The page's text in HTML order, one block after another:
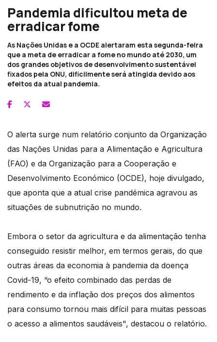
Pandemia dificultou meta de
erradicar fome
As Nações Unidas e a OCDE alertaram esta segunda-feira
que a meta de erradicar a fome no mundo até 2030, um
dos grandes objetivos de desenvolvimento sustentável
fixados pela ONU, dificilmente será atingida devido aos
efeitos da atual pandemia.
O alerta surge num relatório conjunto da Organização
das Nações Unidas para a Alimentação e Agricultura
(FAO) e da Organização para a Cooperação e
Desenvolvimento Económico (OCDE), hoje divulgado,
que aponta que a atual crise pandémica agravou as
situações de subnutrição no mundo.
Embora o setor da agricultura e da alimentação tenha
conseguido resistir melhor, em termos gerais, do que
outras áreas da economia à pandemia da doença
Covid-19, “o efeito combinado das perdas de
rendimento e da inflação dos preços dos alimentos
para consumo tornou mais difícil para muitas pessoas
o acesso a alimentos saudáveis", destacou o relatório.